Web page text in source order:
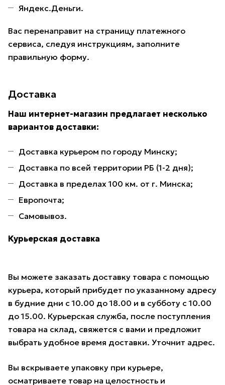
Яндекс.Деньги.
Вас перенаправит на страницу платежного
сервиса, следуя инструкциям, заполните
правильную форму.
Доставка
Наш интернет-магазин предлагает несколько
вариантов доставки:
Доставка курьером по городу Минску;
Доставка по всей территории РБ (1-2 дня);
Доставка в пределах 100 км. от г. Минска;
Европочта;
Самовывоз.
Курьерская доставка
Вы можете заказать доставку товара с помощью
курьера, который прибудет по указанному адресу
в будние дни с 10.00 до 18.00 и в субботу с 10.00
до 15.00. Курьерская служба, после поступления
товара на склад, свяжется с вами и предложит
выбрать удобное время доставки. Уточнит адрес.
Вы вскрываете упаковку при курьере,
осматриваете товар на целостность и